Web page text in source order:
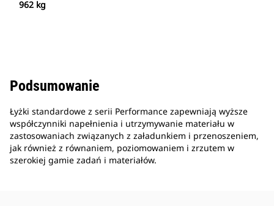
962 kg
Podsumowanie
Łyżki standardowe z serii Performance zapewniają wyższe
współczynniki napełnienia i utrzymywanie materiału w
zastosowaniach związanych z załadunkiem i przenoszeniem,
jak również z równaniem, poziomowaniem i zrzutem w
szerokiej gamie zadań i materiałów.